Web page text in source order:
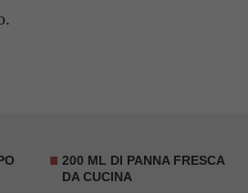
200 ML DI PANNA FRESCA
DA CUCINA